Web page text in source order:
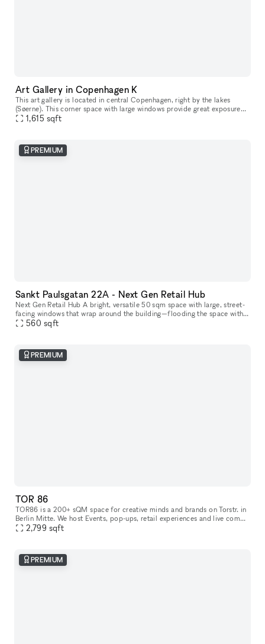
Art Gallery in Copenhagen K
This art gallery is located in central Copenhagen, right by the lakes
(Søerne). This corner space with large windows provide great exposure
towards the street, and is suitable for both art exhibition
1,615 sqft
PREMIUM
Sankt Paulsgatan 22A - Next Gen Retail Hub
Next Gen Retail Hub A bright, versatile 50 sqm space with large, street-
facing windows that wrap around the building—flooding the space with
natural light and offering maximum visibility. Welcome to
560 sqft
PREMIUM
TOR 86
TOR86 is a 200+ sQM space for creative minds and brands on Torstr. in
Berlin Mitte. We host Events, pop-ups, retail experiences and live comms
activities. Located in direct neighborhood to Supreme,
2,799 sqft
PREMIUM